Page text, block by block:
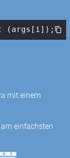
(args[i]);
mit einem
einfachsten